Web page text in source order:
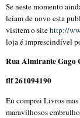
Se neste momento
leiam de novo esta
visitem o sitehttp://
loja é imprescindível
Rua Almirante Gago
tlf 261094190
Eu comprei Livros mas
maravilhosos